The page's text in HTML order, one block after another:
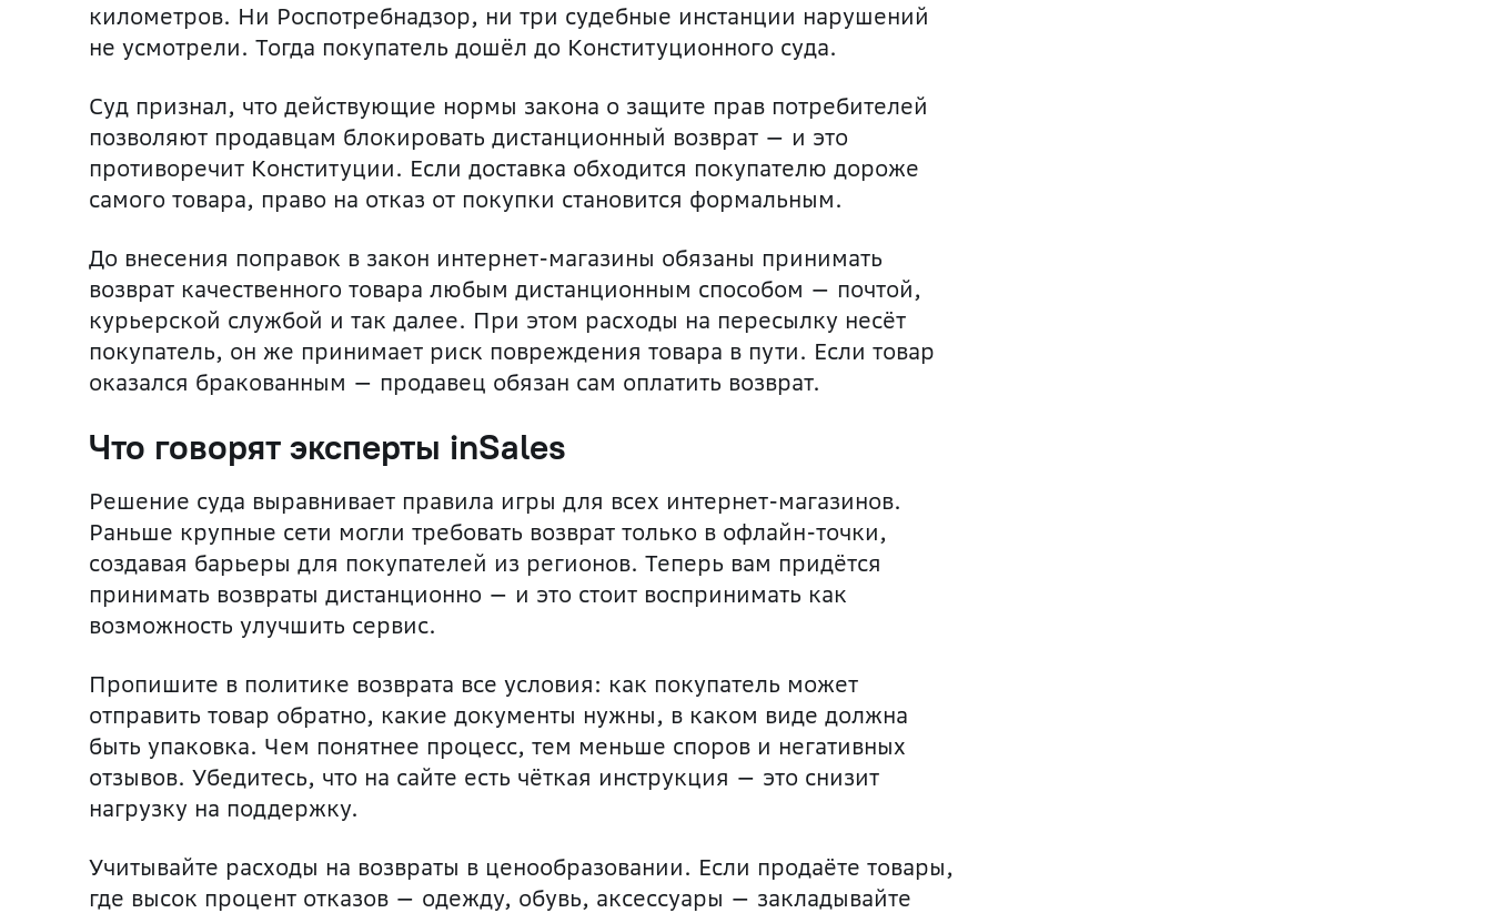
километров. Ни Роспотребнадзор, ни три судебные инстанции нарушений
не усмотрели. Тогда покупатель дошёл до Конституционного суда.
Суд признал, что действующие нормы закона о защите прав потребителей
позволяют продавцам блокировать дистанционный возврат — и это
противоречит Конституции. Если доставка обходится покупателю дороже
самого товара, право на отказ от покупки становится формальным.
До внесения поправок в закон интернет-магазины обязаны принимать
возврат качественного товара любым дистанционным способом — почтой,
курьерской службой и так далее. При этом расходы на пересылку несёт
покупатель, он же принимает риск повреждения товара в пути. Если товар
оказался бракованным — продавец обязан сам оплатить возврат.
Что говорят эксперты inSales
Решение суда выравнивает правила игры для всех интернет-магазинов.
Раньше крупные сети могли требовать возврат только в офлайн-точки,
создавая барьеры для покупателей из регионов. Теперь вам придётся
принимать возвраты дистанционно — и это стоит воспринимать как
возможность улучшить сервис.
Пропишите в политике возврата все условия: как покупатель может
отправить товар обратно, какие документы нужны, в каком виде должна
быть упаковка. Чем понятнее процесс, тем меньше споров и негативных
отзывов. Убедитесь, что на сайте есть чёткая инструкция — это снизит
нагрузку на поддержку.
Учитывайте расходы на возвраты в ценообразовании. Если продаёте товары,
где высок процент отказов — одежду, обувь, аксессуары — закладывайте